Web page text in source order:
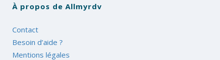
À propos de Allmyrdv
Contact
Besoin d’aide ?
Mentions légales